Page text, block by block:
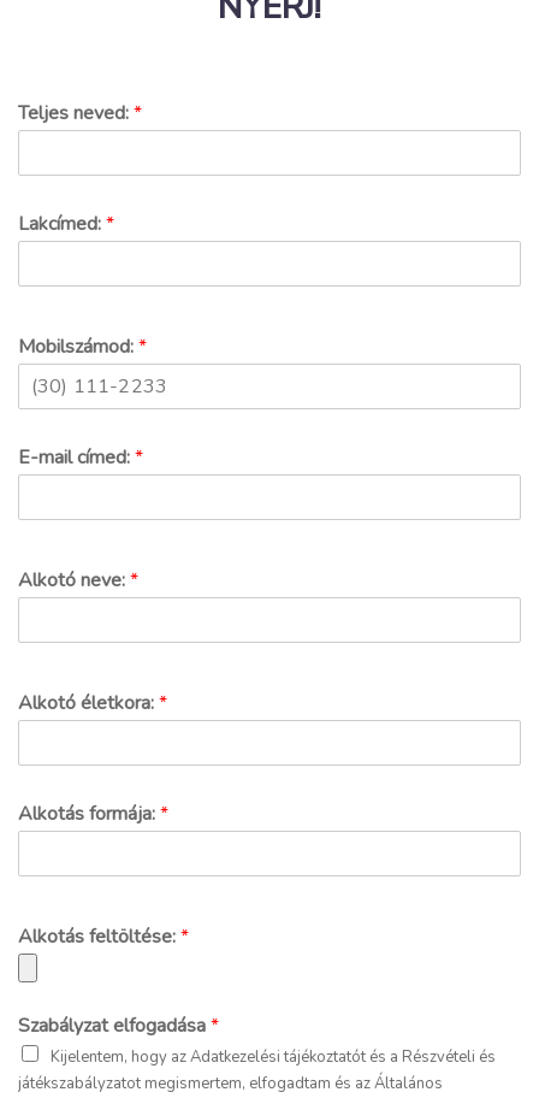
Teljes neved:*
Lakcímed:*
Mobilszámod:*
E-mail címed:*
Alkotó neve:*
Alkotó életkora:*
Alkotás formája:*
Alkotás feltöltése:*
Szabályzat elfogadása*
Kijelentem, hogy az Adatkezelési tájékoztatót és a Részvételi és
játékszabályzatot megismertem, elfogadtam és az Általános